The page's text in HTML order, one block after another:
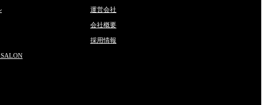
運営会社
会社概要
採用情報